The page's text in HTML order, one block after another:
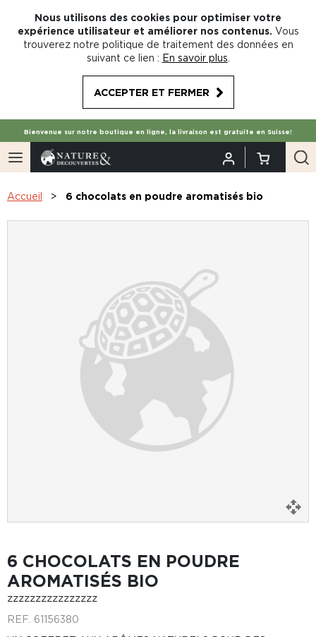
Nous utilisons des cookies pour optimiser votre
expérience utilisateur et améliorer nos contenus. Vous
trouverez notre politique de traitement des données en
suivant ce lien : En savoir plus
ACCEPTER ET FERMER
Bienvenue sur notre boutique en ligne, la livraison est gratuite en Suisse!
Accueil 6 chocolats en poudre aromatisés bio
6 CHOCOLATS EN POUDRE
AROMATISÉS BIO
zzzzzzzzzzzzzzzz
REF. 61156380